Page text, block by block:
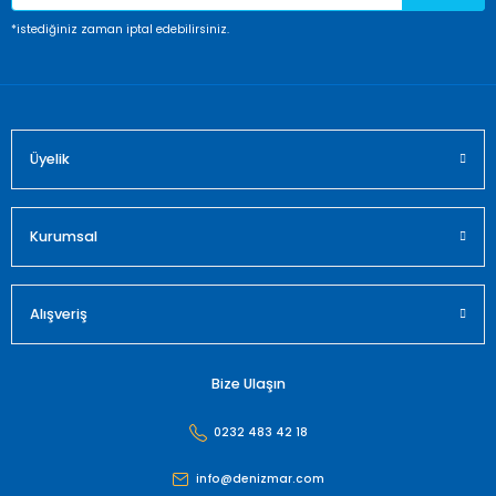
*istediğiniz zaman iptal edebilirsiniz.
Üyelik
Kurumsal
Alışveriş
Bize Ulaşın
0232 483 42 18
info@denizmar.com